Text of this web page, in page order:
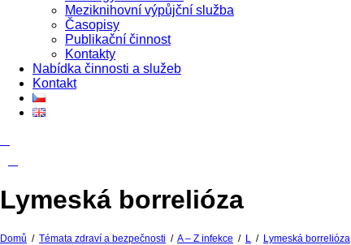
Meziknihovní výpůjční služba
Časopisy
Publikační činnost
Kontakty
Nabídka činnosti a služeb
Kontakt
Lymeská borrelióza
Domů / Témata zdraví a bezpečnosti / A – Z infekce / L / Lymeská borrelióza